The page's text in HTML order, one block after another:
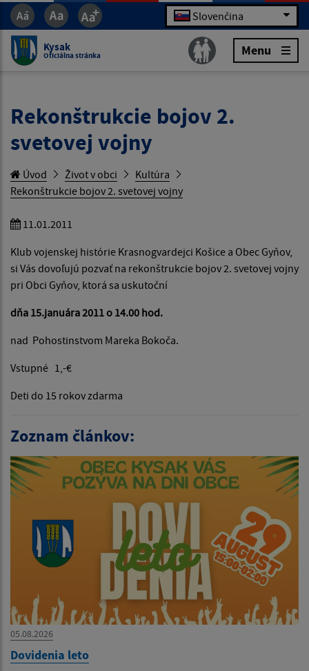
Slovenčina
Kysak
Oficiálna stránka Menu
Rekonštrukcie bojov 2.
svetovej vojny
Úvod Život v obci
Kultúra
Rekonštrukcie bojov 2. svetovej vojny
11.01.2011
Klub vojenskej histórie Krasnogvardejci Košice a Obec Gyňov,
si Vás dovoľujú pozvať na rekonštrukcie bojov 2. svetovej vojny
pri Obci Gyňov, ktorá sa uskutoční
dňa 15.januára 2011 o 14.00 hod.
nad Pohostinstvom Mareka Bokoča.
Vstupné 1,-€
Deti do 15 rokov zdarma
Zoznam článkov:
05.08.2026
Dovidenia leto